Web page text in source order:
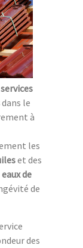
services
dans le
à
les
et des
eaux de
de
des